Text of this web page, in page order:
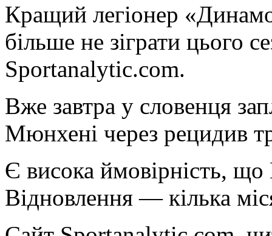
Крaщий легіонер
більше не зіграти цього
Sportanalytic.com.
Вже завтра у словенця
Мюнхені через рецидив
Є висока ймовірність, що
Відновлення — кілька